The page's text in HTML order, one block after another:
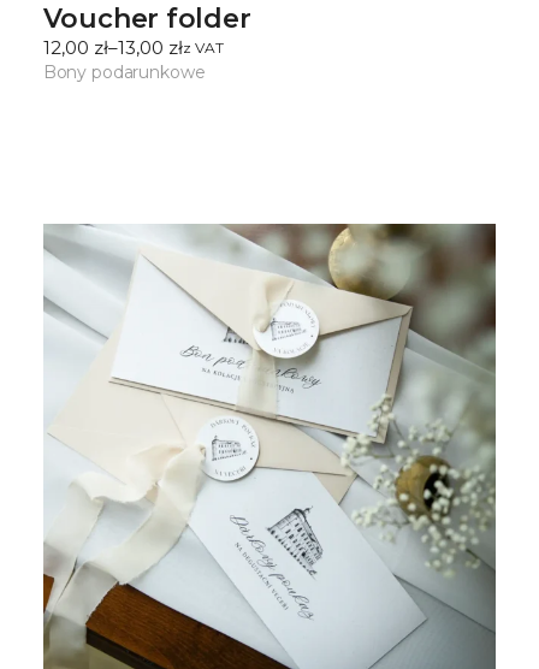
Voucher folder
12,00 zł–13,00 zł
Zakres
cen:
ㅤz VAT
Bony podarunkowe